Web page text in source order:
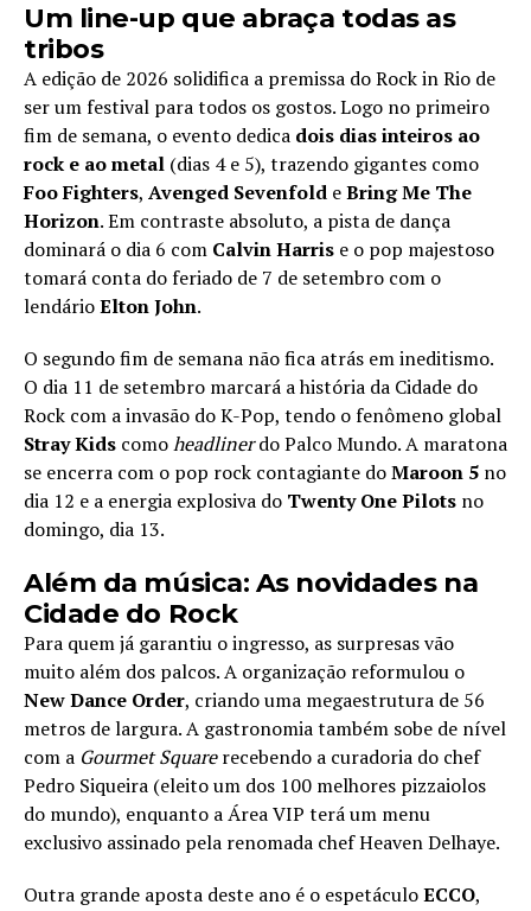
Um line-up que abraça todas as
tribos
A edição de 2026 solidifica a premissa do Rock in Rio de
ser um festival para todos os gostos. Logo no primeiro
fim de semana, o evento dedica dois dias inteiros ao
rock e ao metal (dias 4 e 5), trazendo gigantes como
Foo Fighters, Avenged Sevenfold eBring Me The
Horizon. Em contraste absoluto, a pista de dança
dominará o dia 6 com Calvin Harris e o pop majestoso
tomará conta do feriado de 7 de setembro com o
lendárioElton John.
O segundo fim de semana não fica atrás em ineditismo.
O dia 11 de setembro marcará a história da Cidade do
Rock com a invasão do K-Pop, tendo o fenômeno global
Stray Kids comoheadlinerdo Palco Mundo. A maratona
se encerra com o pop rock contagiante doMaroon 5 no
dia 12 e a energia explosiva do Twenty One Pilots no
domingo, dia 13.
Além da música: As novidades na
Cidade do Rock
Para quem já garantiu o ingresso, as surpresas vão
muito além dos palcos. A organização reformulou o
New Dance Order, criando uma megaestrutura de 56
metros de largura. A gastronomia também sobe de nível
com a Gourmet Squarerecebendo a curadoria do chef
Pedro Siqueira (eleito um dos 100 melhores pizzaiolos
do mundo), enquanto a Área VIP terá um menu
exclusivo assinado pela renomada chef Heaven Delhaye.
Outra grande aposta deste ano é o espetáculoECCO,